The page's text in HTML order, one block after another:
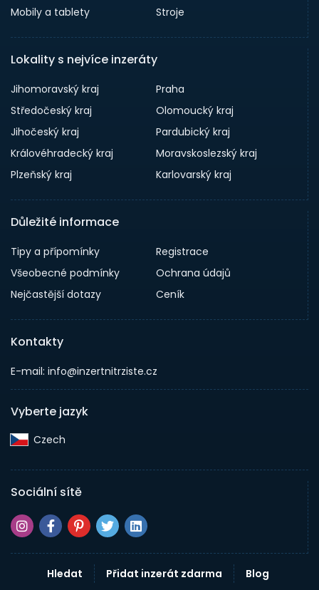
Mobily a tablety
Stroje
Lokality s nejvíce inzeráty
Jihomoravský kraj
Praha
Středočeský kraj
Olomoucký kraj
Jihočeský kraj
Pardubický kraj
Královéhradecký kraj
Moravskoslezský kraj
Plzeňský kraj
Karlovarský kraj
Důležité informace
Tipy a přípomínky
Registrace
Všeobecné podmínky
Ochrana údajů
Nejčastější dotazy
Ceník
Kontakty
E-mail: info@inzertnitrziste.cz
Vyberte jazyk
Czech‎
Sociální sítě
Hledat Přidat inzerát zdarma Blog